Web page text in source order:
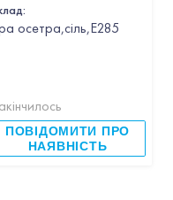
осетра,сіль,Е285
ПОВІДОМИТИ ПРО
НАЯВНІСТЬ